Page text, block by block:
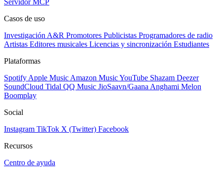
Casos de uso
Investigación A&R Promotores Publicistas Programadores de radio
Artistas Editores musicales Licencias y sincronización Estudiantes
Plataformas
Spotify Apple Music Amazon MusicYouTube Shazam Deezer
SoundCloud Tidal QQ Music JioSaavn/Gaana Anghami Melon
Boomplay
Social
Instagram TikTok X (Twitter) Facebook
Recursos
Centro de ayuda